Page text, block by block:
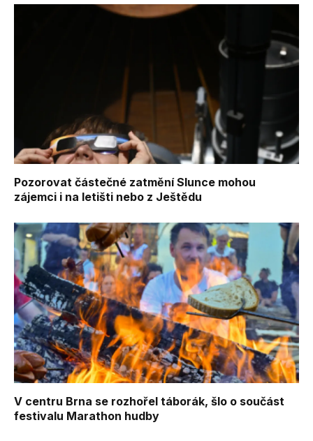
Pozorovat částečné zatmění Slunce mohou
zájemci i na letišti nebo z Ještědu
V centru Brna se rozhořel táborák, šlo o součást
festivalu Marathon hudby